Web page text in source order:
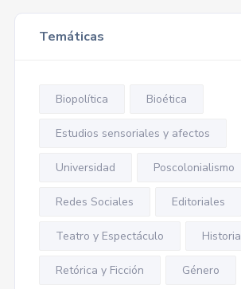
Temáticas
Biopolítica Bioética
Estudios sensoriales y afectos
Universidad Poscolonialismo
Redes Sociales Editoriales
Teatro y Espectáculo Historia
Retórica y Ficción Género